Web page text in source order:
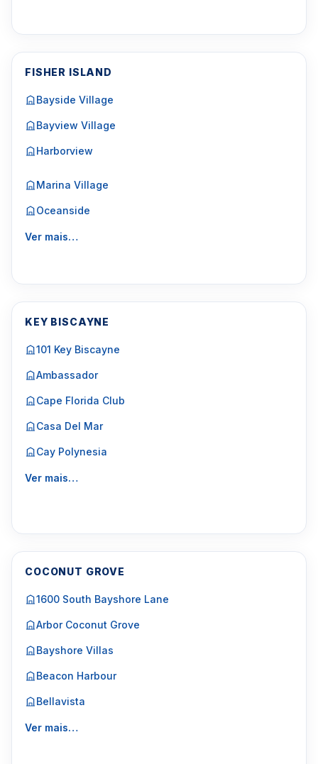
FISHER ISLAND
Bayside Village
Bayview Village
Harborview
Marina Village
Oceanside
Ver mais…
KEY BISCAYNE
101 Key Biscayne
Ambassador
Cape Florida Club
Casa Del Mar
Cay Polynesia
Ver mais…
COCONUT GROVE
1600 South Bayshore Lane
Arbor Coconut Grove
Bayshore Villas
Beacon Harbour
Bellavista
Ver mais…